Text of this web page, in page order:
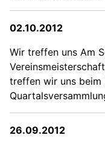
02.10.2012
Wir treffen uns Am
treffen wir uns beim
26.09.2012